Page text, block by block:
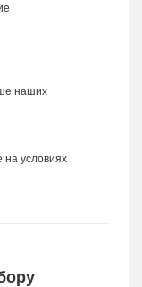
наших
условиях